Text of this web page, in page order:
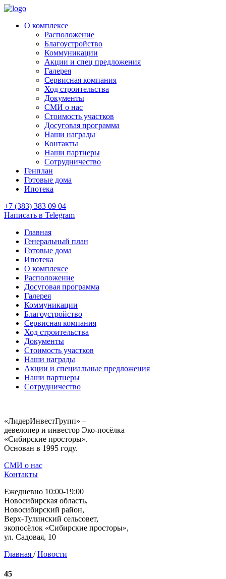
О комплексе
Расположение
Благоустройство
Коммуникации
Акции и спец предложения
Галерея
Сервисная компания
Ход строительства
Документы
СМИ о нас
Стоимость участков
Досуговая программа
Наши награды
Контакты
Наши партнеры
Сотрудничество
Генплан
Готовые дома
Ипотека
+7 (383) 383 09 04
Написать в Telegram
Главная
Генеральный план
Готовые дома
Ипотека
О комплексе
Расположение
Досуговая программа
Галерея
Коммуникации
Благоустройство
Сервисная компания
Ход строительства
Документы
Стоимость участков
Наши награды
Акции и специальные предложения
Наши партнеры
Сотрудничество
«ЛидерИнвестГрупп» –
девелопер и инвестор Эко-посёлка
«Сибирские просторы».
Основан в 1995 году.
СМИ о нас
Контакты
Ежедневно 10:00-19:00
Новосибирская область,
Новосибирский район,
Верх-Тулинский сельсовет,
экопосёлок «Сибирские просторы»,
ул. Садовая, 10
Главная / Новости
45